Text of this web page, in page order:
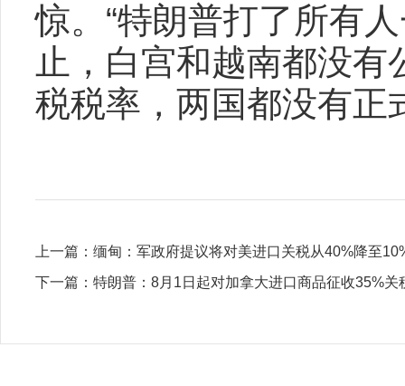
惊。“特朗普打了所有
止，白宫和越南都没
税税率，两国都没有正
上一篇： 缅甸：军政府提议将对美进口关税从40%降至
下一篇： 特朗普：8月1日起对加拿大进口商品征收35%关